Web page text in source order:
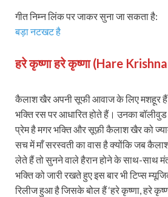
गीत निम्न लिंक पर जाकर सुना जा सकता है:
बड़ा नटखट है
हरे कृष्णा हरे कृष्णा (Hare
कैलाश खैर अपनी सूफी आवाज के लिए मशहूर हैं
भक्ति रस पर आधारित होते हैं। उनका बॉलीवुड
प्रेम है मगर भक्ति और सूफ़ी कैलाश खैर को
सच में माँ सरस्वती का वास है क्योंकि जब
लेते हैं तो सुनने वाले हैरान होने के साथ-साथ
भक्ति को जारी रखते हुए इस बार भी टिप्स
रिलीज हुआ है जिसके बोल हैं ‘हरे कृष्णा, हरे